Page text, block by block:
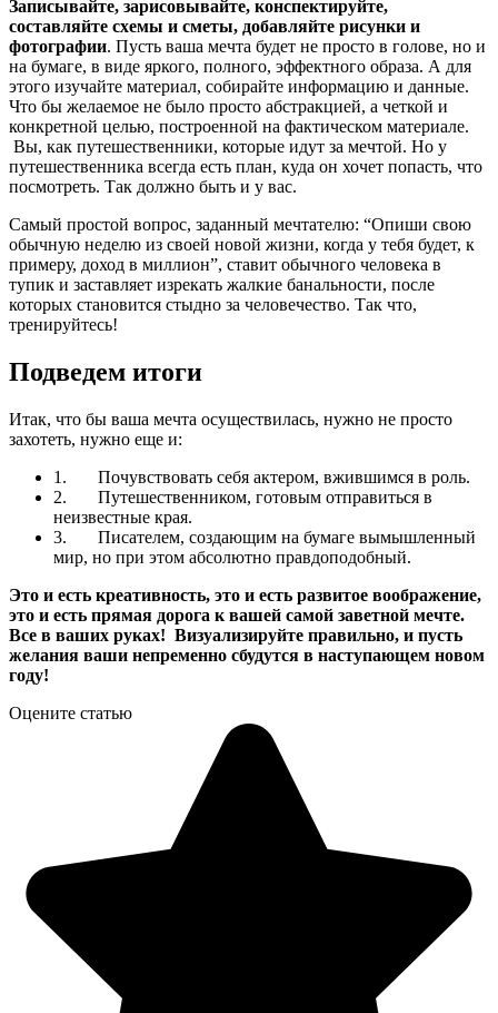
Записывайте, зарисовывайте, конспектируйте,
составляйте схемы и сметы, добавляйте рисунки и
фотографии. Пусть ваша мечта будет не просто в голове, но и
на бумаге, в виде яркого, полного, эффектного образа. А для
этого изучайте материал, собирайте информацию и данные.
Что бы желаемое не было просто абстракцией, а четкой и
конкретной целью, построенной на фактическом материале.
Вы, как путешественники, которые идут за мечтой. Но у
путешественника всегда есть план, куда он хочет попасть, что
посмотреть. Так должно быть и у вас.
Самый простой вопрос, заданный мечтателю: “Опиши свою
обычную неделю из своей новой жизни, когда у тебя будет, к
примеру, доход в миллион”, ставит обычного человека в
тупик и заставляет изрекать жалкие банальности, после
которых становится стыдно за человечество. Так что,
тренируйтесь!
Подведем итоги
Итак, что бы ваша мечта осуществилась, нужно не просто
захотеть, нужно еще и:
1.
Почувствовать себя актером, вжившимся в роль.
2.
Путешественником, готовым отправиться в
неизвестные края.
3.
Писателем, создающим на бумаге вымышленный
мир, но при этом абсолютно правдоподобный.
Это и есть креативность, это и есть развитое воображение,
это и есть прямая дорога к вашей самой заветной мечте.
Все в ваших руках! Визуализируйте правильно, и пусть
желания ваши непременно сбудутся в наступающем новом
году!
Оцените статью